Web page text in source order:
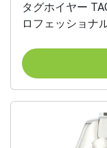
タグホイヤー
ロフェッショナ